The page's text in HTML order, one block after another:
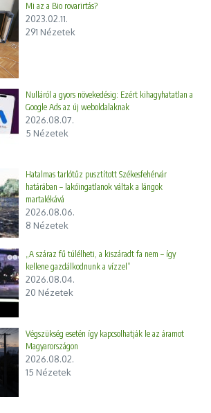
Mi az a Bio rovarirtás?
2023.02.11.
291 Nézetek
Nulláról a gyors növekedésig: Ezért kihagyhatatlan a
Google Ads az új weboldalaknak
2026.08.07.
5 Nézetek
Hatalmas tarlótűz pusztított Székesfehérvár
határában – lakóingatlanok váltak a lángok
martalékává
2026.08.06.
8 Nézetek
„A száraz fű túlélheti, a kiszáradt fa nem – így
kellene gazdálkodnunk a vízzel”
2026.08.04.
20 Nézetek
Végszükség esetén így kapcsolhatják le az áramot
Magyarországon
2026.08.02.
15 Nézetek